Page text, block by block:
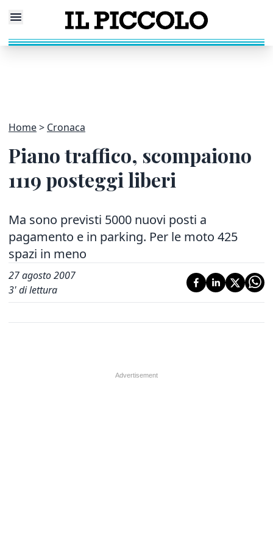
Home Cronaca
Piano traffico, scompaiono
1119 posteggi liberi
Ma sono previsti 5000 nuovi posti a
pagamento e in parking. Per le moto 425
spazi in meno
27 agosto 2007
3' di lettura